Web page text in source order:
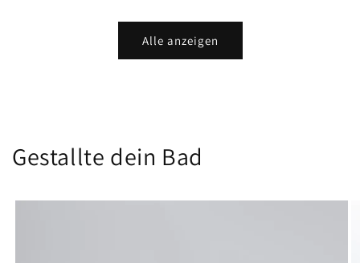
Alle anzeigen
Gestallte dein Bad